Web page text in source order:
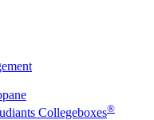
Collegeboxes®